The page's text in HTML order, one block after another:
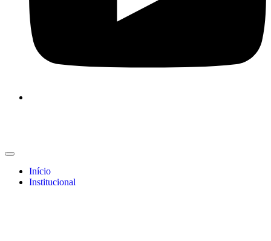
Início
Institucional